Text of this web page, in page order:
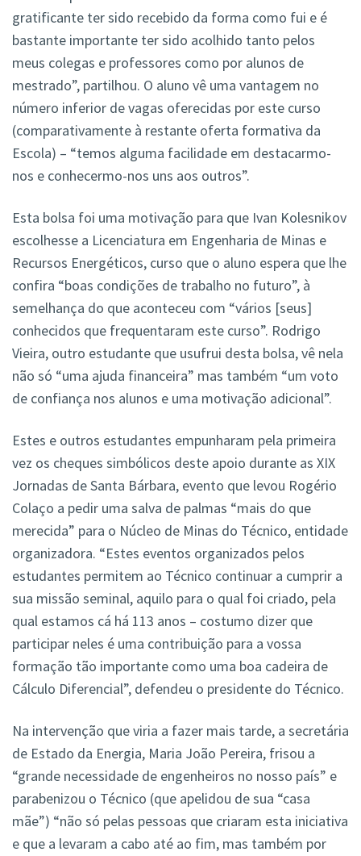
gratificante ter sido recebido da forma como fui e é
bastante importante ter sido acolhido tanto pelos
meus colegas e professores como por alunos de
mestrado”, partilhou. O aluno vê uma vantagem no
número inferior de vagas oferecidas por este curso
(comparativamente à restante oferta formativa da
Escola) – “temos alguma facilidade em destacarmo-
nos e conhecermo-nos uns aos outros”.
Esta bolsa foi uma motivação para que Ivan Kolesnikov
escolhesse a Licenciatura em Engenharia de Minas e
Recursos Energéticos, curso que o aluno espera que lhe
confira “boas condições de trabalho no futuro”, à
semelhança do que aconteceu com “vários [seus]
conhecidos que frequentaram este curso”. Rodrigo
Vieira, outro estudante que usufrui desta bolsa, vê nela
não só “uma ajuda financeira” mas também “um voto
de confiança nos alunos e uma motivação adicional”.
Estes e outros estudantes empunharam pela primeira
vez os cheques simbólicos deste apoio durante as XIX
Jornadas de Santa Bárbara, evento que levou Rogério
Colaço a pedir uma salva de palmas “mais do que
merecida” para o Núcleo de Minas do Técnico, entidade
organizadora. “Estes eventos organizados pelos
estudantes permitem ao Técnico continuar a cumprir a
sua missão seminal, aquilo para o qual foi criado, pela
qual estamos cá há 113 anos – costumo dizer que
participar neles é uma contribuição para a vossa
formação tão importante como uma boa cadeira de
Cálculo Diferencial”, defendeu o presidente do Técnico.
Na intervenção que viria a fazer mais tarde, a secretária
de Estado da Energia, Maria João Pereira, frisou a
“grande necessidade de engenheiros no nosso país” e
parabenizou o Técnico (que apelidou de sua “casa
mãe”) “não só pelas pessoas que criaram esta iniciativa
e que a levaram a cabo até ao fim, mas também por